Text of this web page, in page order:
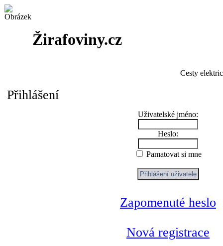
Žirafoviny.cz
Cesty
Přihlášení
Uživatelské jméno:
Heslo:
Pamatovat si mne
Zapomenuté heslo
Nová registrace